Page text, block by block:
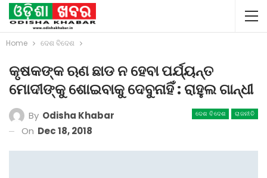
Home ଦେଶ ବିଦେଶ
କୃଷକଙ୍କ ଋଣ ଛାଡ ନ ହେବା ପର୍ଯ୍ୟନ୍ତ
ମୋଦୀଙ୍କୁ ଶୋଇବାକୁ ଦେବୁନାହିଁ : ରାହୁଲ ଗାନ୍ଧୀ
ଦେଶ ବିଦେଶ ରାଜନୀତି
By Odisha Khabar
On Dec 18, 2018